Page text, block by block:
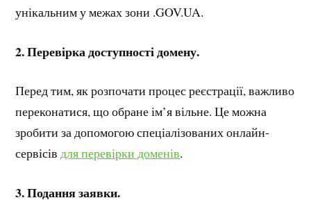
унікальним у межах зони .GOV.UA.
2. Перевірка доступності домену.
Перед тим, як розпочати процес реєстрації, важливо
переконатися, що обране ім’я вільне. Це можна
зробити за допомогою спеціалізованих онлайн-
сервісівдля перевірки доменів.
3. Подання заявки.